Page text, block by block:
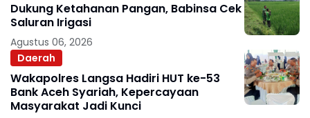
Dukung Ketahanan Pangan, Babinsa Cek
Saluran Irigasi
Agustus 06, 2026
Daerah
Wakapolres Langsa Hadiri HUT ke-53
Bank Aceh Syariah, Kepercayaan
Masyarakat Jadi Kunci